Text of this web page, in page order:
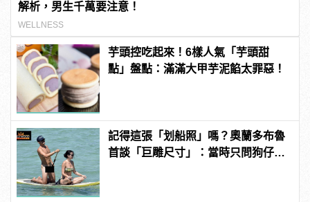
解析，男生千萬要注意！
WELLNESS
芋頭控吃起來！6樣人氣「芋頭甜
點」盤點：滿滿大甲芋泥餡太罪惡！
記得這張「划船照」嗎？奧蘭多布魯
首談「巨雕尺寸」：當時只問狗仔，